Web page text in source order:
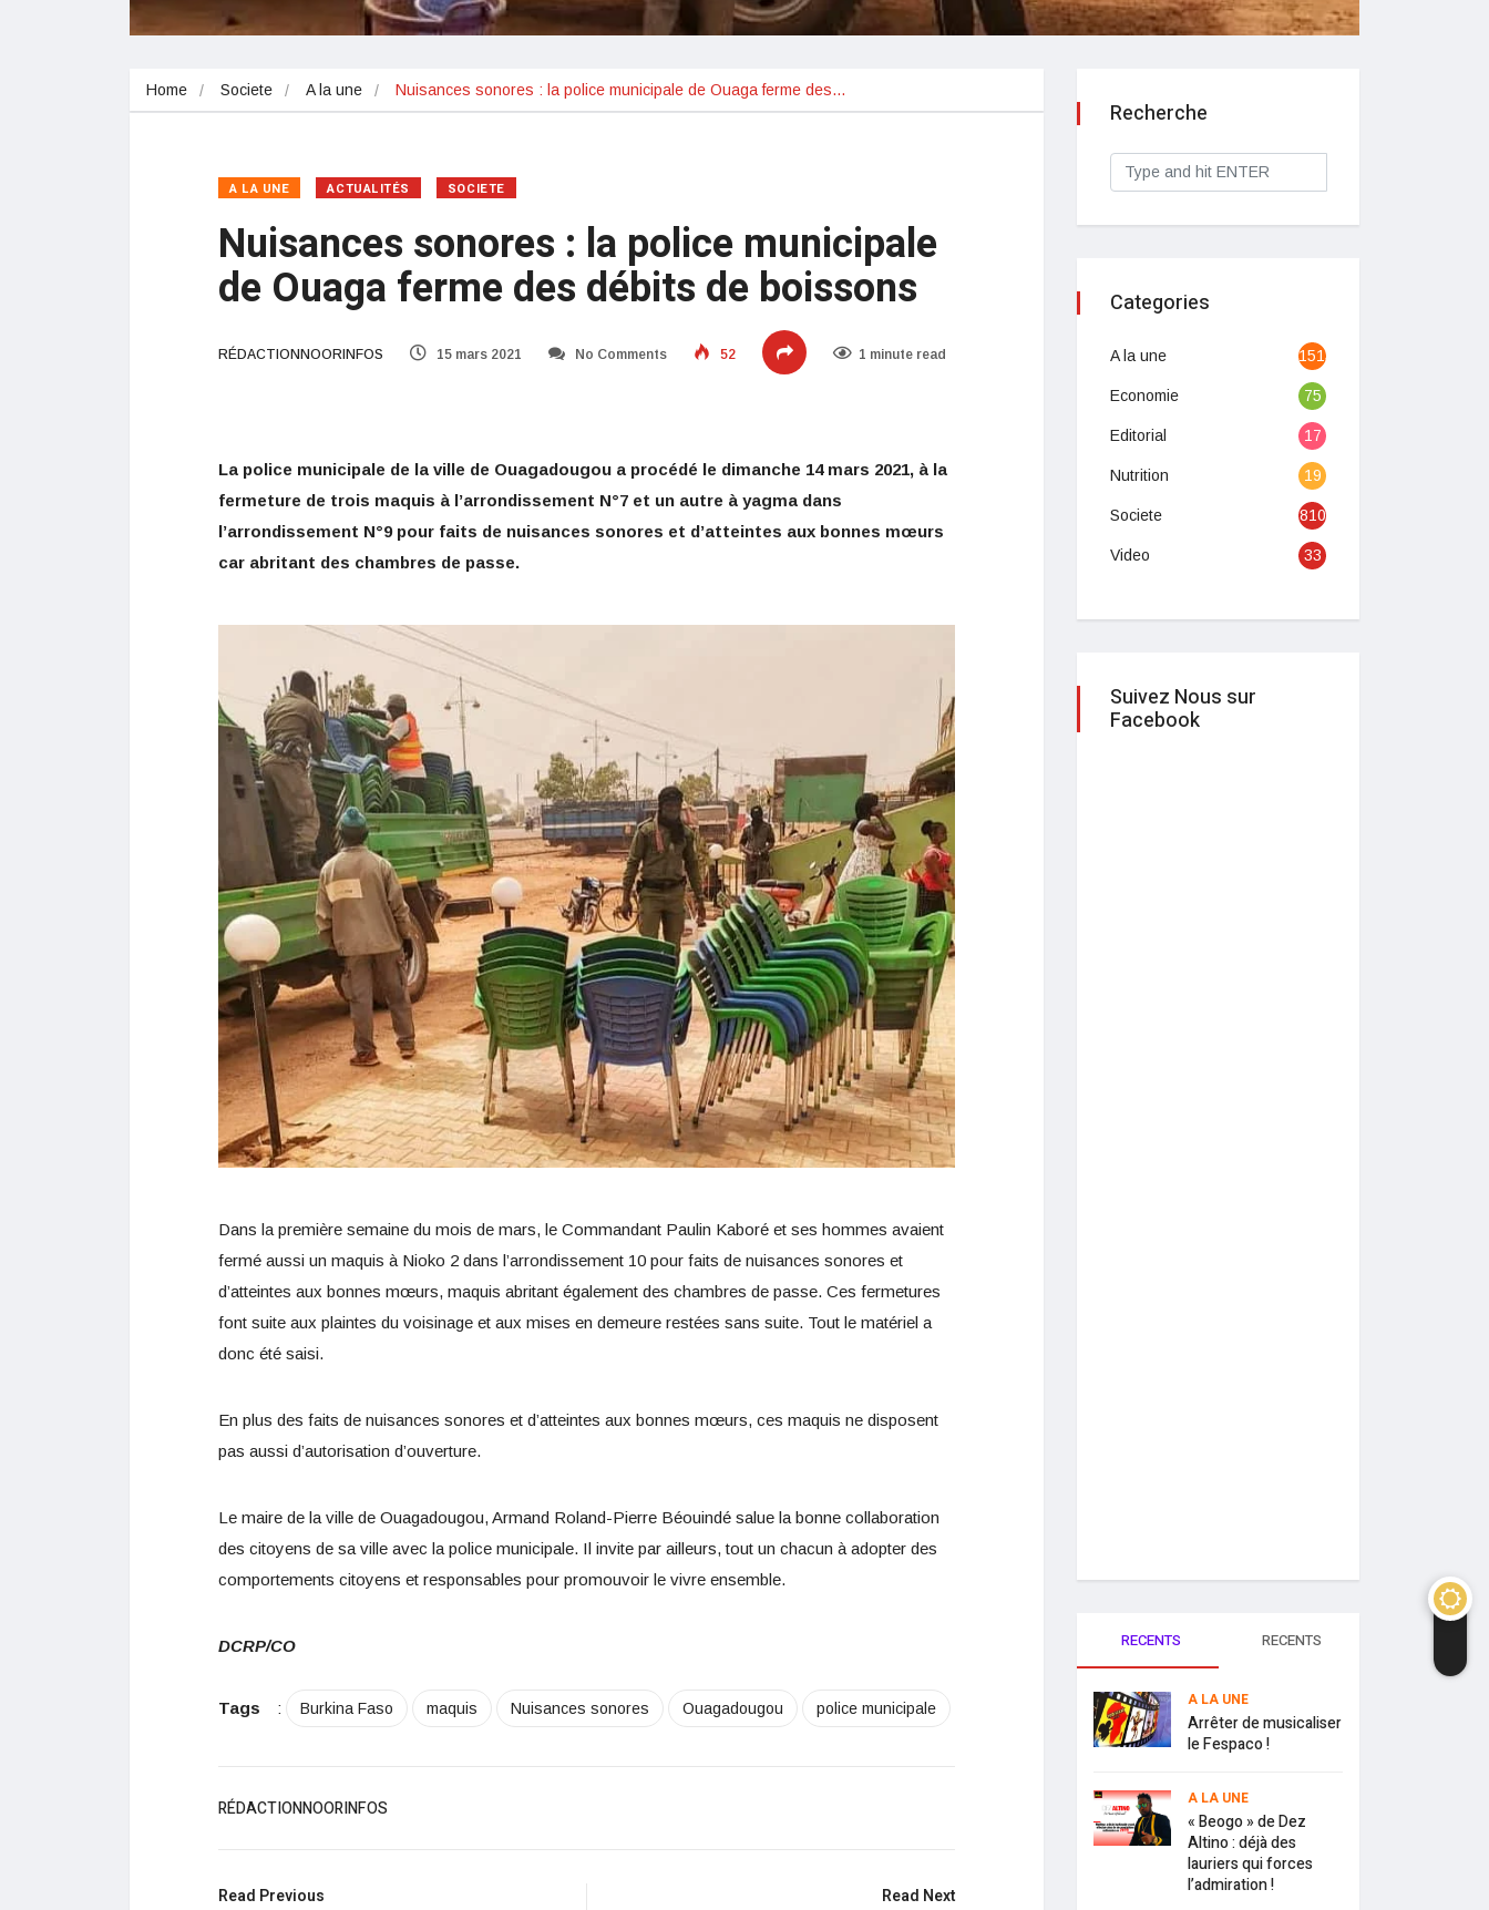
Home Societe A la une Nuisances sonores : la police municipale de Ouaga ferme des…
A LA UNE ACTUALITÉS SOCIETE
Nuisances sonores : la police municipale
de Ouaga ferme des débits de boissons
RÉDACTIONNOORINFOS 15 mars 2021 No Comments 52 1 minute read
La police municipale de la ville de Ouagadougou a procédé le dimanche 14 mars 2021, à la
fermeture de trois maquis à l’arrondissement N°7 et un autre à yagma dans
l’arrondissement N°9 pour faits de nuisances sonores et d’atteintes aux bonnes mœurs
car abritant des chambres de passe.
Dans la première semaine du mois de mars, le Commandant Paulin Kaboré et ses hommes avaient
fermé aussi un maquis à Nioko 2 dans l’arrondissement 10 pour faits de nuisances sonores et
d’atteintes aux bonnes mœurs, maquis abritant également des chambres de passe. Ces fermetures
font suite aux plaintes du voisinage et aux mises en demeure restées sans suite. Tout le matériel a
donc été saisi.
En plus des faits de nuisances sonores et d’atteintes aux bonnes mœurs, ces maquis ne disposent
pas aussi d’autorisation d’ouverture.
Le maire de la ville de Ouagadougou, Armand Roland-Pierre Béouindé salue la bonne collaboration
des citoyens de sa ville avec la police municipale. Il invite par ailleurs, tout un chacun à adopter des
comportements citoyens et responsables pour promouvoir le vivre ensemble.
DCRP/CO
Tags : Burkina Faso maquis Nuisances sonores Ouagadougou police municipale
RÉDACTIONNOORINFOS
Read Previous Read Next
Recherche
Categories
A la une 1513
Economie 75
Editorial 17
Nutrition 19
Societe 810
Video 33
Suivez Nous sur
Facebook
RECENTS RECENTS
A LA UNE
Arrêter de musicaliser
le Fespaco !
A LA UNE
« Beogo » de Dez
Altino : déjà des
lauriers qui forces
l’admiration !